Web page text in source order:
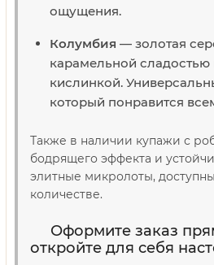
ощущения.
Колумбия — золотая
карамельной сладостью
кислинкой.
который понравится
Также в наличии купажи с
бодрящего эффекта и
элитные микролоты,
количестве.
Оформите заказ
откройте для себя